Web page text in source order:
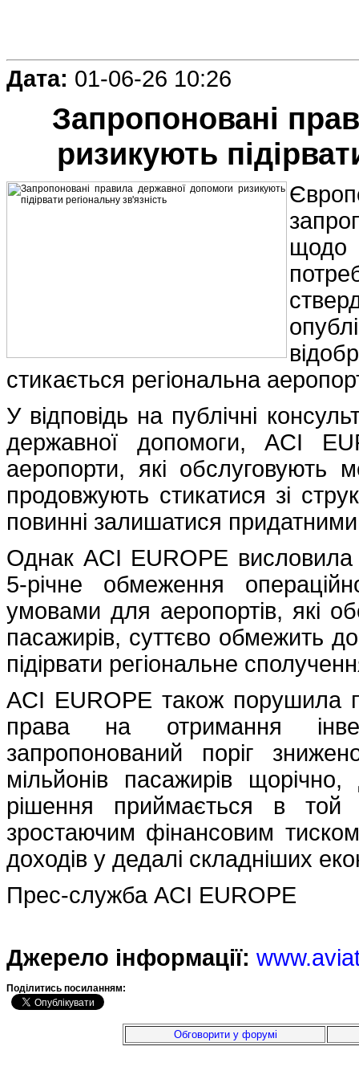
Дата: 01-06-26 10:26
Запропоновані
ризикують
стикається регіональна
У відповідь на публічні
державної допомоги, ACI
аеропорти, які обслуговують
продовжують стикатися зі
повинні залишатися
Однак ACI EUROPE
5-річне обмеження
умовами для аеропортів, які
пасажирів, суттєво обмежить
підірвати регіональне
ACI EUROPE також порушила
права на отримання
запропонований поріг
мільйонів пасажирів
рішення приймається в той
зростаючим фінансовим
доходів у дедалі складніших
Прес-служба ACI EUROPE
Джерело інформації:
Подiлитись посиланням:
Обговорити у форумі